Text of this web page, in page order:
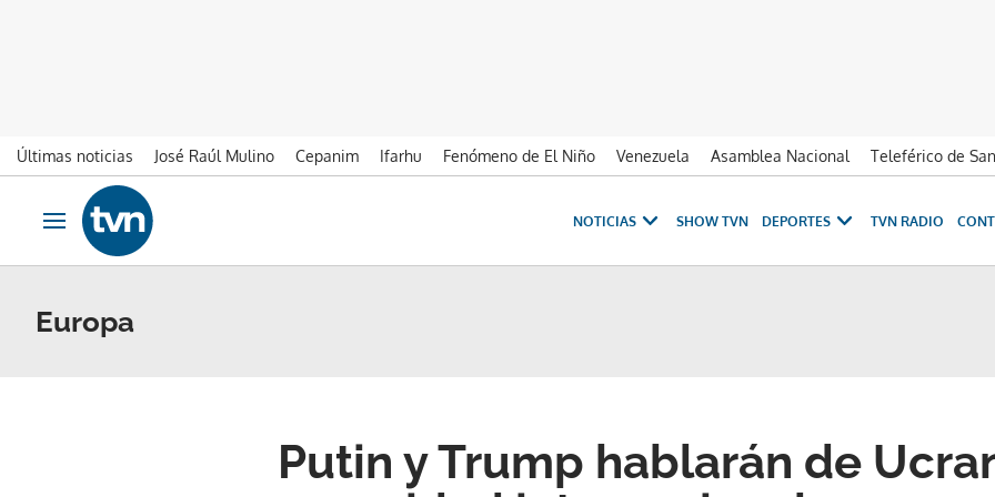
Últimas noticias José Raúl Mulino Cepanim Ifarhu Fenómeno de El Niño Venezuela Asamblea Nacional Teleférico de
Ir al contenido
Obrir navegació
NOTICIAS SHOW TVN DEPORTES TVN RADIO
Europa
Putin y Trump hablarán de